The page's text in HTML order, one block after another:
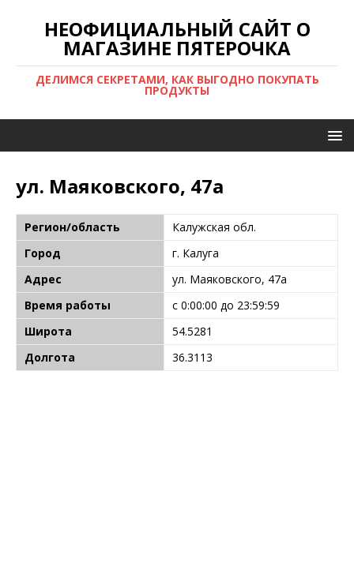
НЕОФИЦИАЛЬНЫЙ САЙТ О
МАГАЗИНЕ ПЯТЕРОЧКА
ДЕЛИМСЯ СЕКРЕТАМИ, КАК ВЫГОДНО ПОКУПАТЬ
ПРОДУКТЫ
ул. Маяковского, 47а
Регион/область
Калужская обл.
Город
г. Калуга
Адрес
ул. Маяковского, 47а
Время работы
с 0:00:00 до 23:59:59
Широта
54.5281
Долгота
36.3113